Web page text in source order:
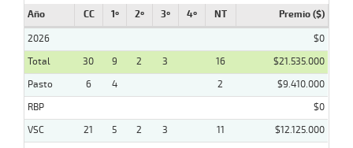
Año CC 1º 2º 3º 4º NT Premio ($)
2026
$0
Total
30 9 2 3 16
$21.535.000
Pasto
6 4 2
$9.410.000
RBP
$0
VSC
21 5 2 3 11
$12.125.000